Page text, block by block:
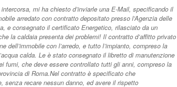
mi ha chiesto d’inviarle una E-Mail, specificando il
arredato con contratto depositato presso l’Agenzia delle
e consegnato il certificato Energetico, rilasciato da un
la caldaia presenta dei problemi! Il contratto d’affitto privato
dell’immobile con l’arredo, e tutto l’impianto, compreso la
calda. Le è stato consegnato il libretto di manutenzione
fumi, che deve essere controllato tutti gli anni, compreso la
di Roma.Nel contratto è specificato che
senza recare nessun danno, ed avere il rispetto